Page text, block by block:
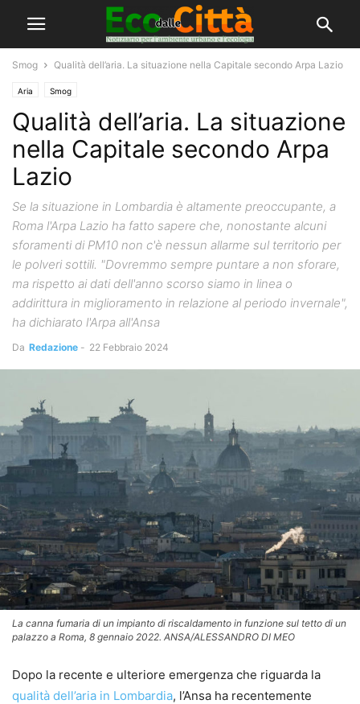
Smog Qualità dell’aria. La situazione nella Capitale secondo Arpa Lazio
Aria Smog
Qualità dell’aria. La situazione
nella Capitale secondo Arpa
Lazio
Se la situazione in Lombardia è altamente preoccupante, a
Roma l'Arpa Lazio ha fatto sapere che, nonostante alcuni
sforamenti di PM10 non c'è nessun allarme sul territorio per
le polveri sottili. "Dovremmo sempre puntare a non sforare,
ma rispetto ai dati dell'anno scorso siamo in linea o
addirittura in miglioramento in relazione al periodo invernale",
ha dichiarato l'Arpa all'Ansa
Da Redazione - 22 Febbraio 2024
La canna fumaria di un impianto di riscaldamento in funzione sul tetto di un
palazzo a Roma, 8 gennaio 2022. ANSA/ALESSANDRO DI MEO
Dopo la recente e ulteriore emergenza che riguarda la
qualità dell’aria in Lombardia, l’Ansa ha recentemente